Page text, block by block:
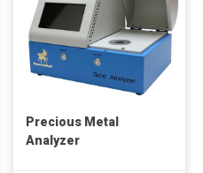
Precious Metal
Analyzer